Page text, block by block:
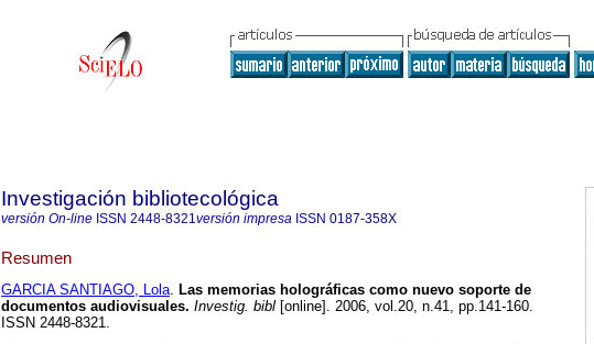
Investigación bibliotecológica
versión On-line ISSN 2448-8321versión impresa ISSN 0187-358X
Resumen
GARCIA SANTIAGO, Lola. Las memorias holográficas como nuevo soporte de
documentos audiovisuales. Investig. bibl [online]. 2006, vol.20, n.41, pp.141-160.
ISSN 2448-8321.